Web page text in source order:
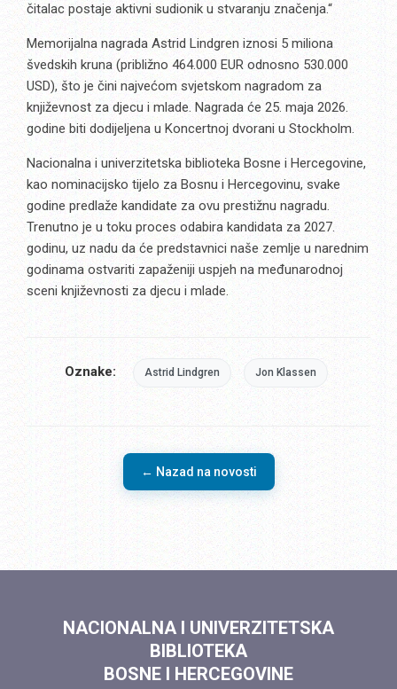
čitalac postaje aktivni sudionik u stvaranju značenja.“
Memorijalna nagrada Astrid Lindgren iznosi 5 miliona
švedskih kruna (približno 464.000 EUR odnosno 530.000
USD), što je čini najvećom svjetskom nagradom za
književnost za djecu i mlade. Nagrada će 25. maja 2026.
godine biti dodijeljena u Koncertnoj dvorani u Stockholm.
Nacionalna i univerzitetska biblioteka Bosne i Hercegovine,
kao nominacijsko tijelo za Bosnu i Hercegovinu, svake
godine predlaže kandidate za ovu prestižnu nagradu.
Trenutno je u toku proces odabira kandidata za 2027.
godinu, uz nadu da će predstavnici naše zemlje u narednim
godinama ostvariti zapaženiji uspjeh na međunarodnoj
sceni književnosti za djecu i mlade.
Oznake: Astrid Lindgren Jon Klassen
← Nazad na novosti
NACIONALNA I UNIVERZITETSKA
BIBLIOTEKA
BOSNE I HERCEGOVINE